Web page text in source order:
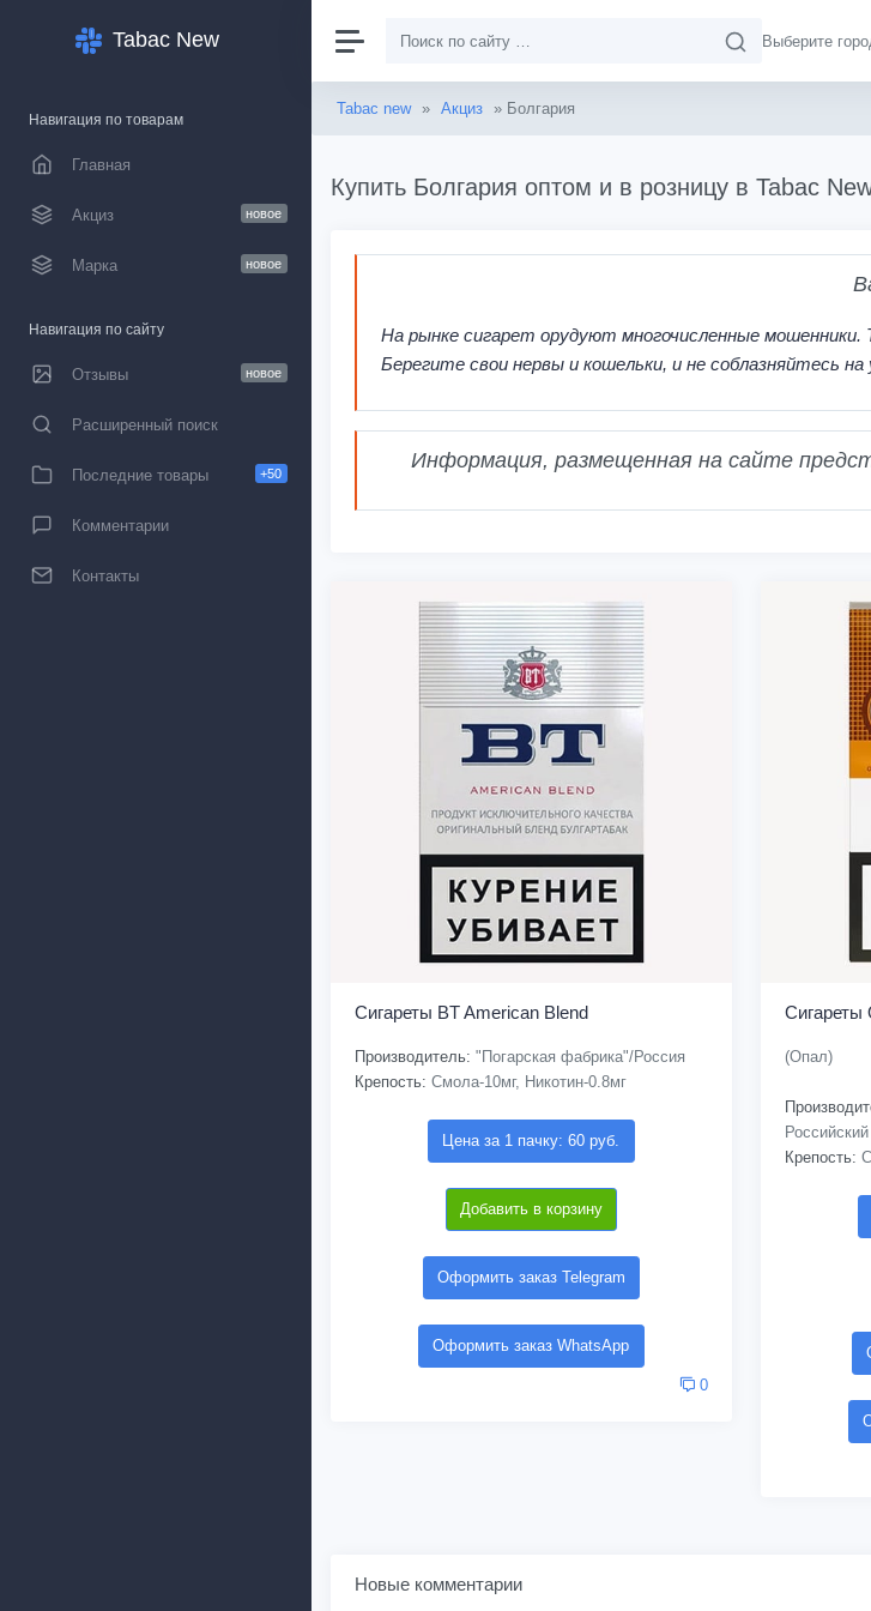
Tabac New
Навигация по товарам
Главная
Акциз новое
Марка новое
Навигация по сайту
Отзывы новое
Расширенный поиск
Последние товары +50
Комментарии
Контакты
Выберите
Tabac new » Акциз » Болгария
Купить Болгария оптом и в розницу в Tabac
На рынке сигарет орудуют многочисленные
Берегите свои нервы и кошельки, и не соблазняйтесь
Информация, размещенная на сайте
Сигареты BT American Blend
Производитель: "Погарская фабрика"/Россия
Крепость: Смола-10мг, Никотин-0.8мг
Цена за 1 пачку: 60 руб.
Добавить в корзину
Оформить заказ Telegram
Оформить заказ WhatsApp
0
Сигареты
(Опал)
Российский
Крепость:
Новые комментарии